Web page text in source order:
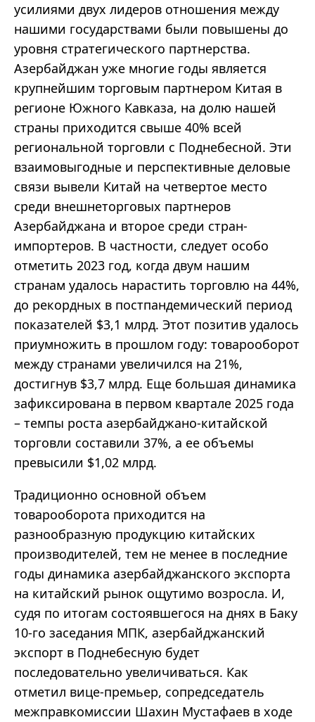
усилиями двух лидеров отношения между
нашими государствами были повышены до
уровня стратегического партнерства.
Азербайджан уже многие годы является
крупнейшим торговым партнером Китая в
регионе Южного Кавказа, на долю нашей
страны приходится свыше 40% всей
региональной торговли с Поднебесной. Эти
взаимовыгодные и перспективные деловые
связи вывели Китай на четвертое место
среди внешнеторговых партнеров
Азербайджана и второе среди стран-
импортеров. В частности, следует особо
отметить 2023 год, когда двум нашим
странам удалось нарастить торговлю на 44%,
до рекордных в постпандемический период
показателей $3,1 млрд. Этот позитив удалось
приумножить в прошлом году: товарооборот
между странами увеличился на 21%,
достигнув $3,7 млрд. Еще большая динамика
зафиксирована в первом квартале 2025 года
– темпы роста азербайджано-китайской
торговли составили 37%, а ее объемы
превысили $1,02 млрд.
Традиционно основной объем
товарооборота приходится на
разнообразную продукцию китайских
производителей, тем не менее в последние
годы динамика азербайджанского экспорта
на китайский рынок ощутимо возросла. И,
судя по итогам состоявшегося на днях в Баку
10-го заседания МПК, азербайджанский
экспорт в Поднебесную будет
последовательно увеличиваться. Как
отметил вице-премьер, сопредседатель
межправкомиссии Шахин Мустафаев в ходе